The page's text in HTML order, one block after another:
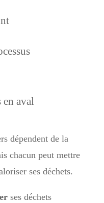
en aval
dépendent de la
chacun peut mettre
ses déchets.
ses déchets